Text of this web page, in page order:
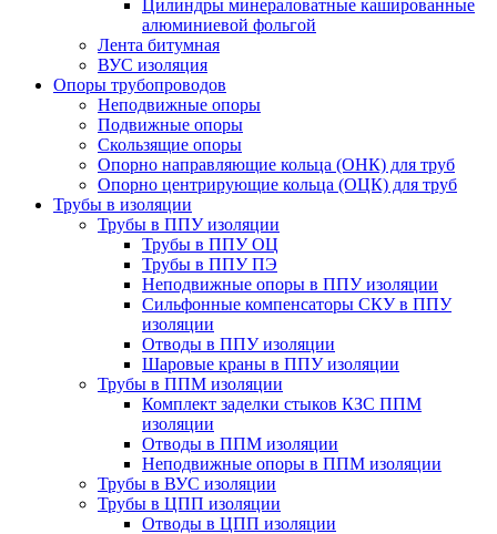
Цилиндры минераловатные кашированные
алюминиевой фольгой
Лента битумная
ВУС изоляция
Опоры трубопроводов
Неподвижные опоры
Подвижные опоры
Скользящие опоры
Опорно направляющие кольца (ОНК) для труб
Опорно центрирующие кольца (ОЦК) для труб
Трубы в изоляции
Трубы в ППУ изоляции
Трубы в ППУ ОЦ
Трубы в ППУ ПЭ
Неподвижные опоры в ППУ изоляции
Сильфонные компенсаторы СКУ в ППУ
изоляции
Отводы в ППУ изоляции
Шаровые краны в ППУ изоляции
Трубы в ППМ изоляции
Комплект заделки стыков КЗС ППМ
изоляции
Отводы в ППМ изоляции
Неподвижные опоры в ППМ изоляции
Трубы в ВУС изоляции
Трубы в ЦПП изоляции
Отводы в ЦПП изоляции